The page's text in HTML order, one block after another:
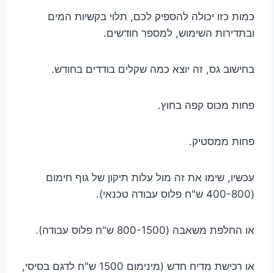
כמות כזו יכולה להספיק לכם, תלוי בקשיות המים
ובתדירות השימוש, למספר חודשים.
בחישוב גס, זה יוצא כמה שקלים בודדים בחודש.
פחות מכוס קפה בחוץ.
פחות ממסטיק.
עכשיו, שימו את זה מול עלות תיקון של גוף חימום
(400-800 ש"ח פלוס עבודה טכנאי).
או החלפת משאבה (800-1500 ש"ח פלוס עבודה).
או רכישת מדיח חדש (מינימום 1500 ש"ח לדגם בסיסי,